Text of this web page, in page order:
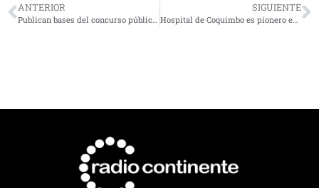
ANTERIOR SIGUIENTE
Hospital de Coquimbo es pionero en realizar artroplastia de tobillo con prótesis en la región